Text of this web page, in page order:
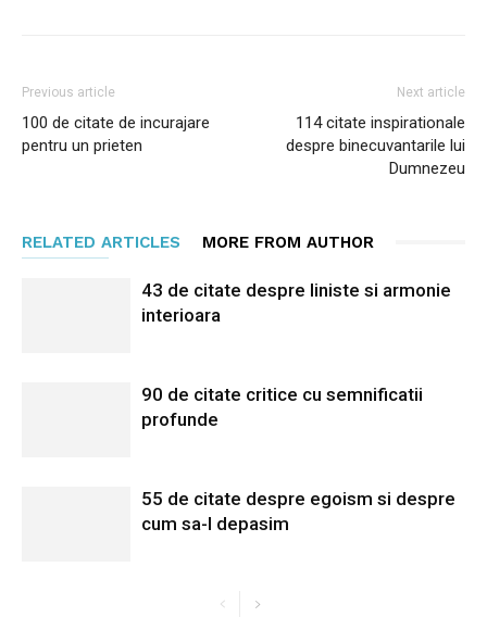
Previous article
100 de citate de incurajare
pentru un prieten
Next article
114 citate inspirationale
despre binecuvantarile lui
Dumnezeu
RELATED ARTICLES MORE FROM AUTHOR
43 de citate despre liniste si armonie
interioara
90 de citate critice cu semnificatii
profunde
55 de citate despre egoism si despre
cum sa-l depasim